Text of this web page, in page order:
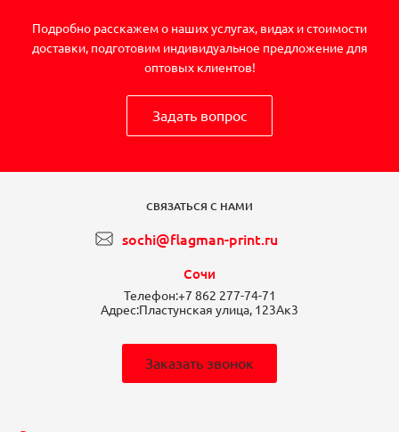
Подробно расскажем о наших услугах, видах и стоимости
доставки, подготовим индивидуальное предложение для
оптовых клиентов!
Задать вопрос
СВЯЗАТЬСЯ С НАМИ
sochi@flagman-print.ru
Сочи
Телефон:+7 862 277-74-71
Адрес:Пластунская улица, 123Ак3
Заказать звонок